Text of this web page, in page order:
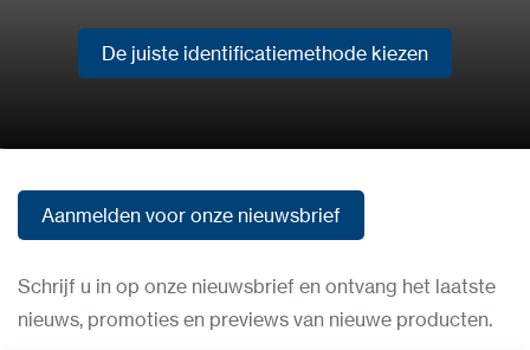
De juiste identificatiemethode kiezen
Aanmelden voor onze nieuwsbrief
Schrijf u in op onze nieuwsbrief en ontvang het laatste
nieuws, promoties en previews van nieuwe producten.